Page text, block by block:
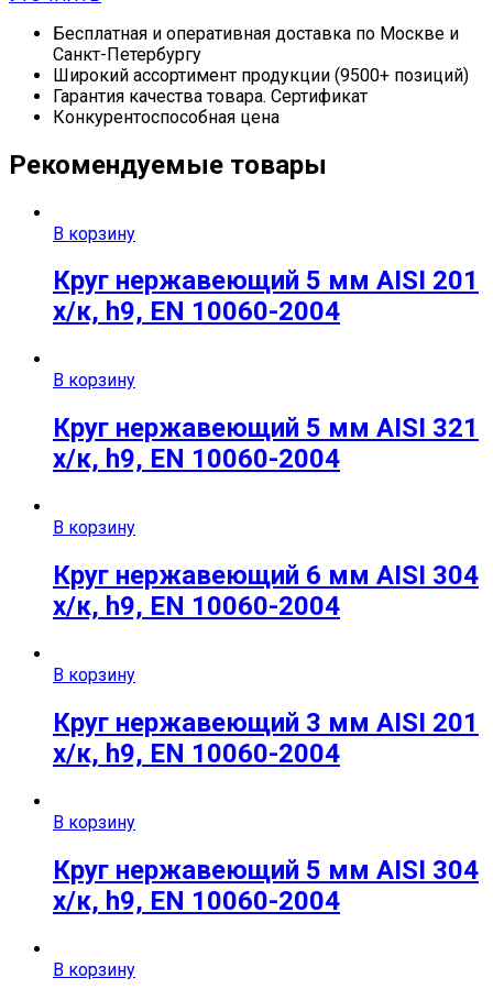
Бесплатная и оперативная доставка по Москве и
Санкт-Петербургу
Широкий ассортимент продукции (9500+ позиций)
Гарантия качества товара. Сертификат
Конкурентоспособная цена
Рекомендуемые товары
В корзину
Круг нержавеющий 5 мм AISI 201
х/к, h9, EN 10060-2004
В корзину
Круг нержавеющий 5 мм AISI 321
х/к, h9, EN 10060-2004
В корзину
Круг нержавеющий 6 мм AISI 304
х/к, h9, EN 10060-2004
В корзину
Круг нержавеющий 3 мм AISI 201
х/к, h9, EN 10060-2004
В корзину
Круг нержавеющий 5 мм AISI 304
х/к, h9, EN 10060-2004
В корзину